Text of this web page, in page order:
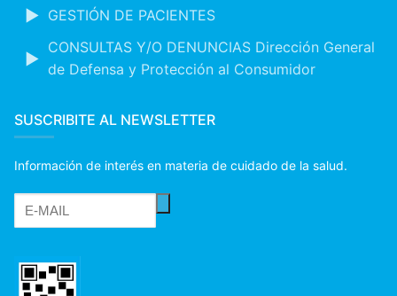
GESTIÓN DE PACIENTES
CONSULTAS Y/O DENUNCIAS Dirección General
de Defensa y Protección al Consumidor
SUSCRIBITE AL NEWSLETTER
Información de interés en materia de cuidado de la salud.